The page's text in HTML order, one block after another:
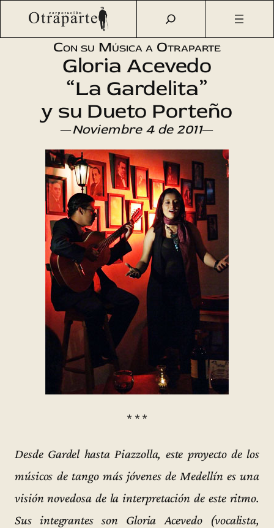
Saltar
Otraparte.org/Agenda Cultural /Música
Tangos y
Con su Música a Otraparte
Gloria Acevedo
“La Gardelita”
y su Dueto Porteño
—Noviembre 4 de 2011—
* * *
Desde Gardel hasta Piazzolla, este proyecto de los
músicos de tango más jóvenes de Medellín es una
visión novedosa de la interpretación de este ritmo.
Sus integrantes son Gloria Acevedo (vocalista,